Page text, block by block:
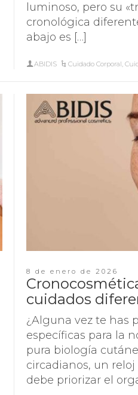
luminoso, pero su
cronológica
abajo es […]
ABIDIS Cuidado Corporal,
8 de enero de 2026
cuidados
¿Alguna vez te has
específicas para la
pura biología
circadianos, un
debe priorizar el